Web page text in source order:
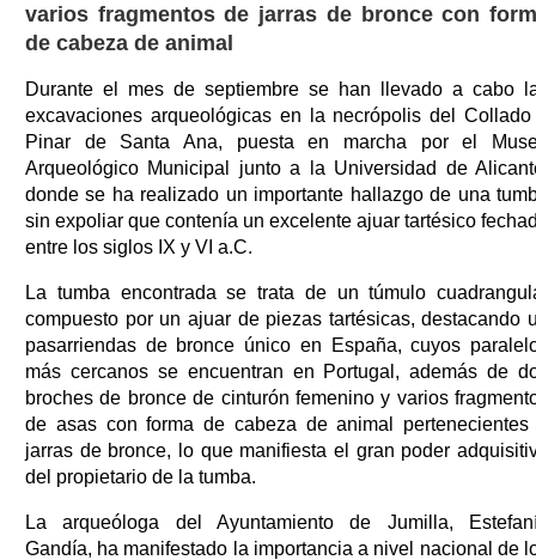
varios fragmentos de jarras de bronce con
de cabeza de animal
Durante el mes de septiembre se han llevado a cabo
excavaciones arqueológicas en la necrópolis del
Pinar de Santa Ana, puesta en marcha por el
Arqueológico Municipal junto a la Universidad de
donde se ha realizado un importante hallazgo de una
sin expoliar que contenía un excelente ajuar tartésico
entre los siglos IX y VI a.C.
La tumba encontrada se trata de un túmulo
compuesto por un ajuar de piezas tartésicas, destacando
pasarriendas de bronce único en España, cuyos
más cercanos se encuentran en Portugal, además de
broches de bronce de cinturón femenino y varios
de asas con forma de cabeza de animal pertenecientes
jarras de bronce, lo que manifiesta el gran poder
del propietario de la tumba.
La arqueóloga del Ayuntamiento de Jumilla,
Gandía, ha manifestado la importancia a nivel nacional de